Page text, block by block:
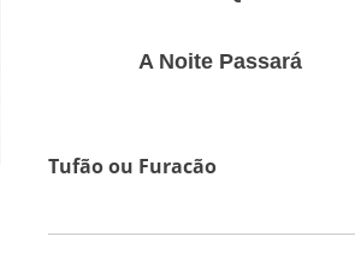
Maiores
A Noite Passará
Tufão ou Furacão